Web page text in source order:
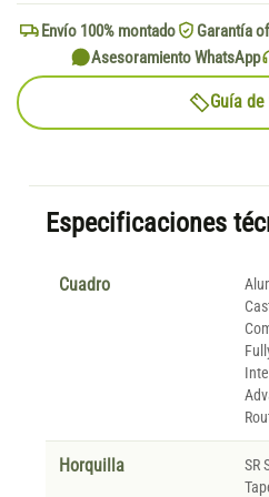
Envío 100% montado Garantía
Asesoramiento WhatsApp
Guía
Especificaciones
Cuadro
Horquilla
SR